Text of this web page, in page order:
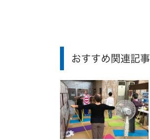
おすすめ関連記事